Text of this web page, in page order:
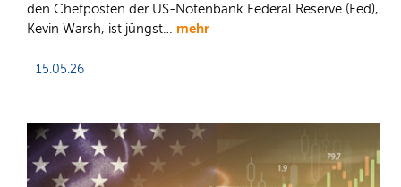
den Chefposten der US-Notenbank Federal Reserve (Fed),
Kevin Warsh, ist jüngst… mehr
15.05.26